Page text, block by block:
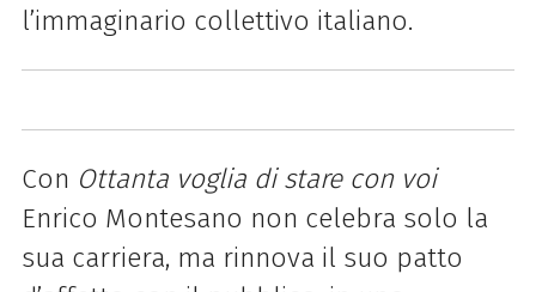
l’immaginario collettivo italiano.
Con Ottanta voglia di stare con voi
Enrico Montesano non celebra solo la
sua carriera, ma rinnova il suo patto